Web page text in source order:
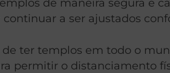
de maneira segura e
a ser ajustados
de ter templos em todo o
permitir o distanciamento